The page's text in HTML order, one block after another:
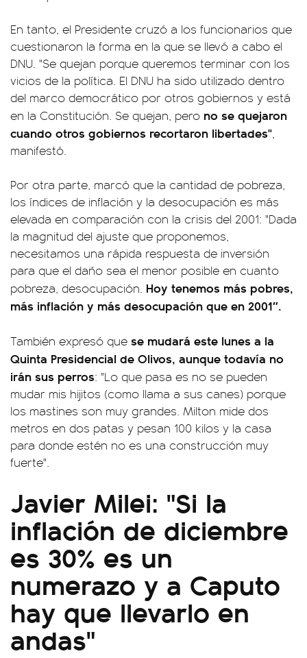
En tanto, el Presidente cruzó a los funcionarios que
cuestionaron la forma en la que se llevó a cabo el
DNU. "Se quejan porque queremos terminar con los
vicios de la política. El DNU ha sido utilizado dentro
del marco democrático por otros gobiernos y está
en la Constitución. Se quejan, pero no se quejaron
cuando otros gobiernos recortaron libertades",
manifestó.
Por otra parte, marcó que la cantidad de pobreza,
los índices de inflación y la desocupación es más
elevada en comparación con la crisis del 2001: "Dada
la magnitud del ajuste que proponemos,
necesitamos una rápida respuesta de inversión
para que el daño sea el menor posible en cuanto
pobreza, desocupación. Hoy tenemos más pobres,
más inflación y más desocupación que en 2001″.
También expresó que se mudará este lunes a la
Quinta Presidencial de Olivos, aunque todavía no
irán sus perros: "Lo que pasa es no se pueden
mudar mis hijitos (como llama a sus canes) porque
los mastines son muy grandes. Milton mide dos
metros en dos patas y pesan 100 kilos y la casa
para donde estén no es una construcción muy
fuerte".
Javier Milei: "Si la
inflación de diciembre
es 30% es un
numerazo y a Caputo
hay que llevarlo en
andas"